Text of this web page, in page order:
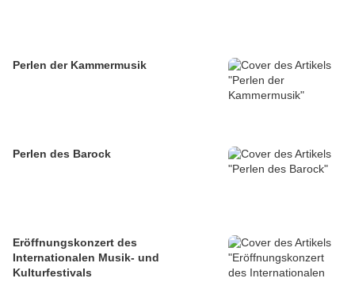
Perlen der Kammermusik
Perlen des Barock
Eröffnungskonzert des
Internationalen Musik- und
Kulturfestivals